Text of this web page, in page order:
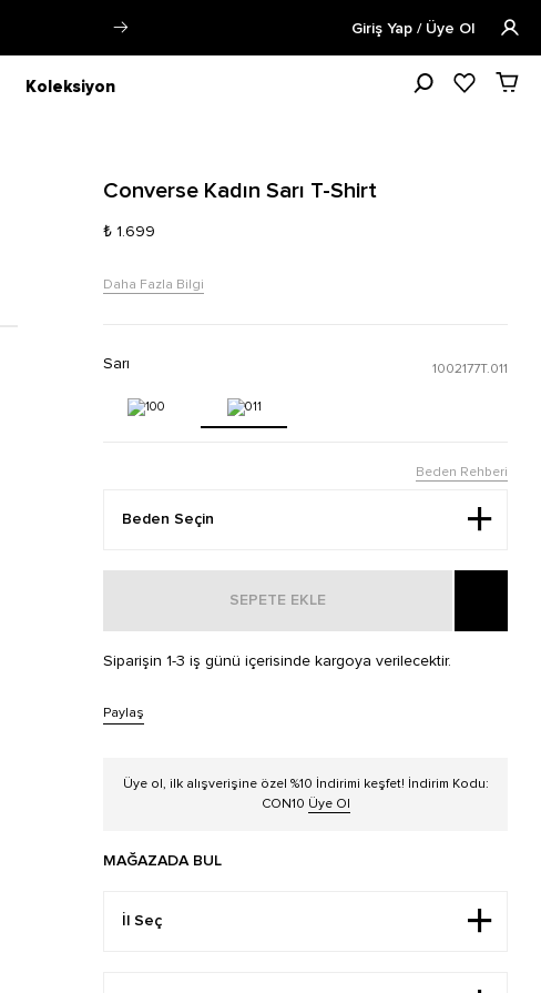
Siparişin 1-3 iş günü içerisinde kargoya verilecektir.
Giriş Yap / Üye Ol
Koleksiyon
Converse Kadın Sarı T-Shirt
₺ 1.699
Daha Fazla Bilgi
Sarı 1002177T.011
Beden Rehberi
SEPETE EKLE
Siparişin 1-3 iş günü içerisinde kargoya verilecektir.
Paylaş
Üye ol, ilk alışverişine özel %10 İndirimi keşfet! İndirim Kodu:
CON10 Üye Ol
MAĞAZADA BUL